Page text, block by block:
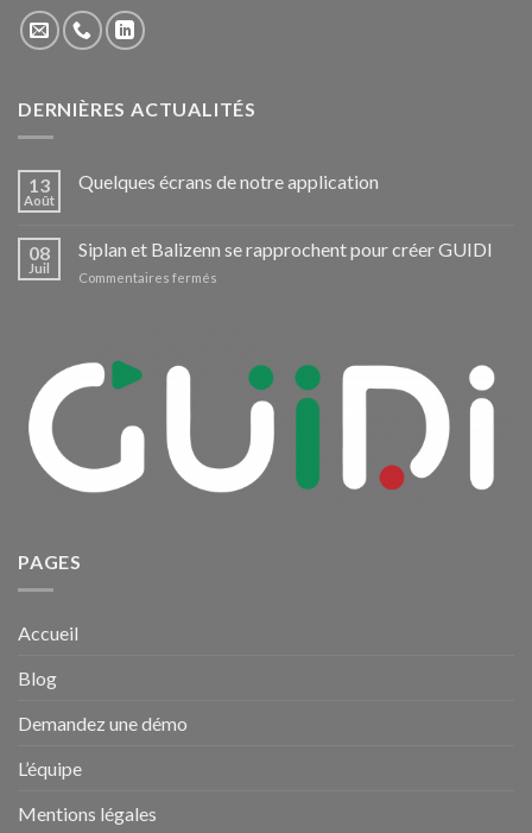
DERNIÈRES ACTUALITÉS
13
Août
Quelques écrans de notre application
08
Juil
Siplan et Balizenn se rapprochent pour créer GUIDI
Commentaires fermés
rapprochent
PAGES
Accueil
Blog
Demandez une démo
L’équipe
Mentions légales